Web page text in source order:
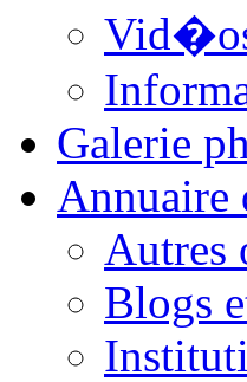
Galerie
Annuaire
Autres
Blogs